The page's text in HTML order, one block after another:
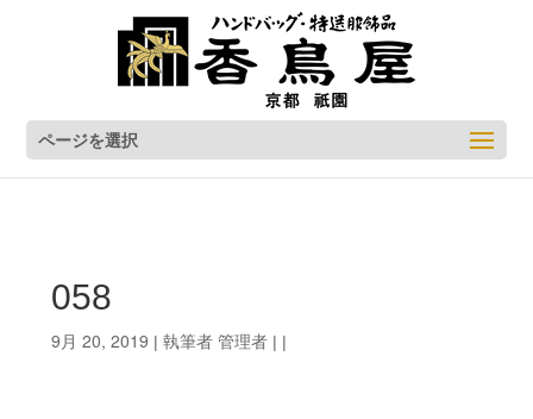
ページを選択
058
9月 20, 2019 | 執筆者 管理者| |